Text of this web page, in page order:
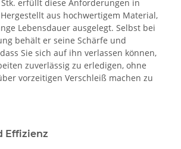
Stk. erfüllt diese Anforderungen in
aus hochwertigem Material,
Lebensdauer ausgelegt. Selbst bei
behält er seine Schärfe und
Sie sich auf ihn verlassen können,
zuverlässig zu erledigen, ohne
vorzeitigen Verschleiß machen zu
Effizienz